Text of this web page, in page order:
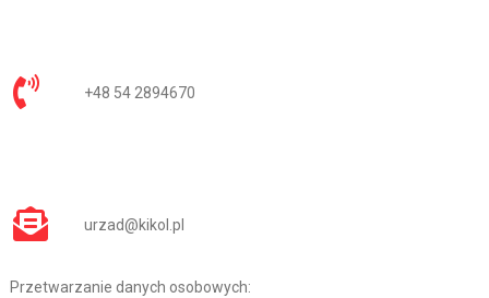
+48 54 2894670
urzad@kikol.pl
Przetwarzanie danych osobowych: